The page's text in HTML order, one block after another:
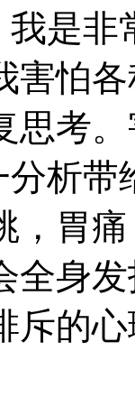
是非
害怕
思考
分析带
，胃
全身
斥的